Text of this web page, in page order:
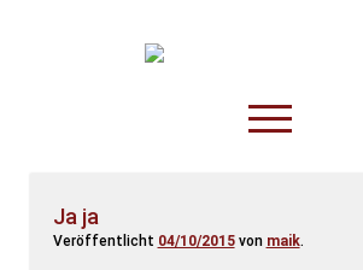
TruckOnline.de
open
menu
Anderswo
Ja ja
Veröffentlicht 04/10/2015von maik.